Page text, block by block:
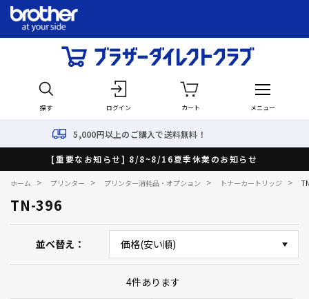
探す ログイン カート メニュー
5,000円以上のご購入で送料無料！
[重要なお知らせ] 8/8~8/16夏季休業のお知らせ
ホーム > プリンター > プリンター消耗品・オプション > トナーカートリッジ >
TN-396
並べ替え
4件あります